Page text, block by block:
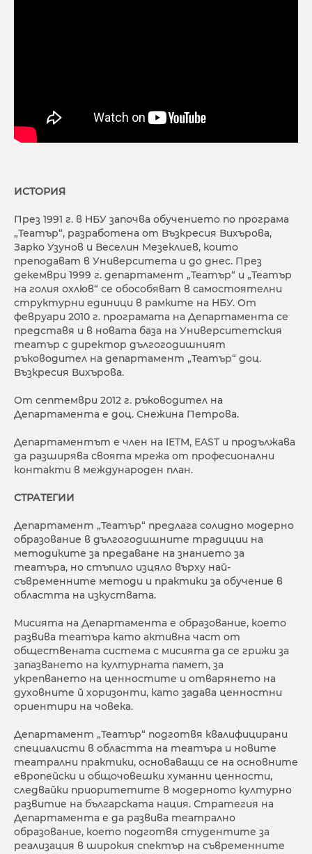
ИСТОРИЯ
През 1991 г. в НБУ започва обучението по програма
„Театър“, разработена от Възкресия Вихърова,
Зарко Узунов и Веселин Мезеклиев, които
преподават в Университета и до днес. През
декември 1999 г. департамент „Театър“ и „Театър
на голия охлюв“ се обособяват в самостоятелни
структурни единици в рамките на НБУ. От
февруари 2010 г. програмата на Департамента се
представя и в новата база на Университетския
театър с директор дългогодишният
ръководител на департамент „Театър“ доц.
Възкресия Вихърова.
От септември 2012 г. ръководител на
Департамента е доц. Снежина Петрова.
Департаментът е член на IETM, EAST и продължава
да разширява своята мрежа от професионални
контакти в международен план.
СТРАТЕГИИ
Департамент „Театър“ предлага солидно модерно
образование в дългогодишните традиции на
методиките за предаване на знанието за
театъра, но стъпило изцяло върху най-
съвременните методи и практики за обучение в
областта на изкуствата.
Мисията на Департамента е образование, което
развива театъра като активна част от
обществената система с мисията да се грижи за
запазването на културната памет, за
укрепването на ценностите и отварянето на
духовните й хоризонти, като задава ценностни
ориентири на човека.
Департамент „Театър“ подготвя квалифицирани
специалисти в областта на театъра и новите
театрални практики, основаващи се на основните
европейски и общочовешки хуманни ценности,
следвайки приоритетите в модерното културно
развитие на българската нация. Стратегия на
Департамента е да развива театрално
образование, което подготвя студентите за
реализация в широкия спектър на съвременните